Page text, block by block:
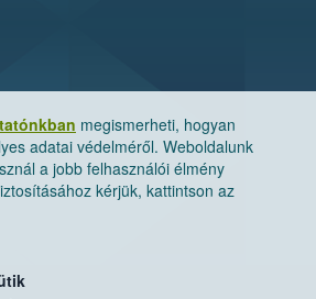
megismerheti, hogyan
adatai védelméről. Weboldalunk
a jobb felhasználói élmény
kérjük, kattintson az